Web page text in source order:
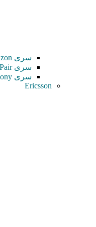
سری Horizon
سری AirPair
سری Harmony
Ericsson